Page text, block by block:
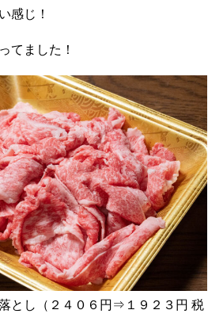
感じ！
てました！
とし（２４０６円⇒１９２３円 税